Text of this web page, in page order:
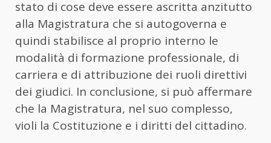
stato di cose deve essere ascritta anzitutto
alla Magistratura che si autogoverna e
quindi stabilisce al proprio interno le
modalità di formazione professionale, di
carriera e di attribuzione dei ruoli direttivi
dei giudici. In conclusione, si può affermare
che la Magistratura, nel suo complesso,
violi la Costituzione e i diritti del cittadino.